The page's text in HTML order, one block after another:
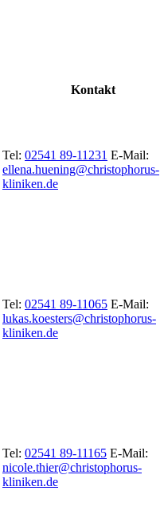
Kontakt
Tel: 02541 89-11231 E-Mail:
ellena.huening@christophorus-
kliniken.de
Tel: 02541 89-11065 E-Mail:
lukas.koesters@christophorus-
kliniken.de
Tel: 02541 89-11165 E-Mail:
nicole.thier@christophorus-
kliniken.de